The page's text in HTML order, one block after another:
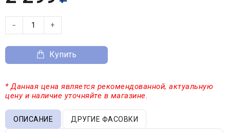
− +
Купить
* Данная цена является рекомендованной, актуальную
цену и наличие уточняйте в магазине.
ОПИСАНИЕ ДРУГИЕ ФАСОВКИ